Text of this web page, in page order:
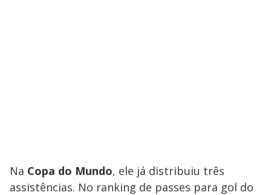
Na Copa do Mundo, ele já distribuiu três
assistências. No ranking de passes para gol do